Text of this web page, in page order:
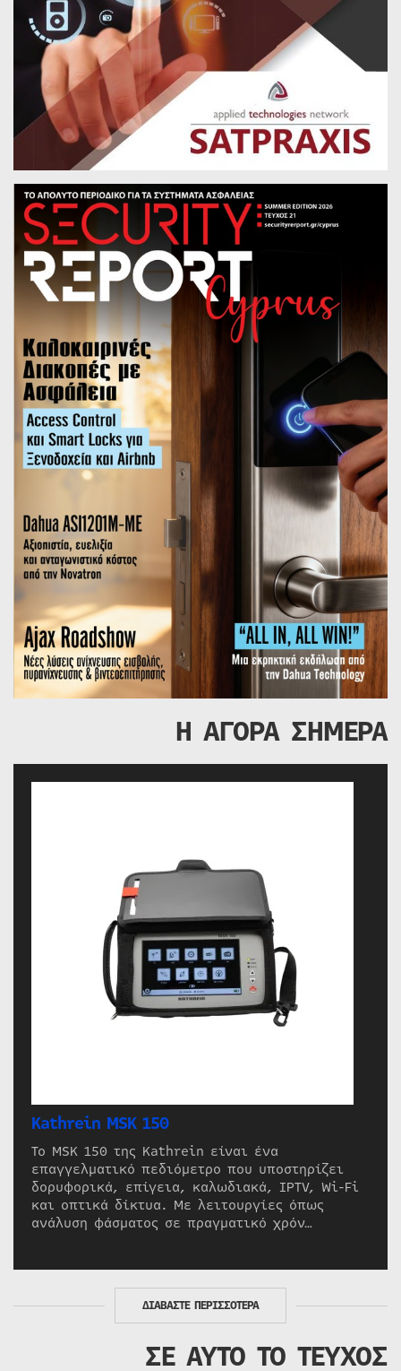
Η ΑΓΟΡΑ ΣΗΜΕΡΑ
Kathrein MSK 150
Το MSK 150 της Kathrein είναι ένα
επαγγελματικό πεδιόμετρο που υποστηρίζει
δορυφορικά, επίγεια, καλωδιακά, IPTV, Wi-Fi
και οπτικά δίκτυα. Με λειτουργίες όπως
ανάλυση φάσματος σε πραγματικό χρόν…
ΔΙΑΒΑΣΤΕ ΠΕΡΙΣΣΟΤΕΡΑ
ΣΕ ΑΥΤΟ ΤΟ ΤΕΥΧΟΣ